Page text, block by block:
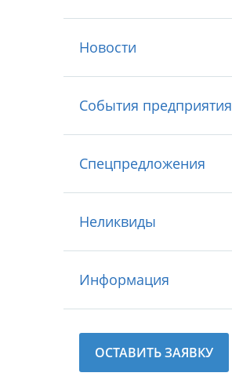
Новости
События предприятия
Спецпредложения
Неликвиды
Информация
ОСТАВИТЬ ЗАЯВКУ